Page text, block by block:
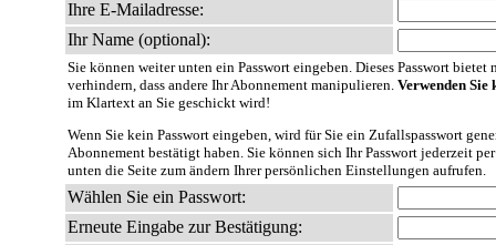
Ihre E-Mailadresse:
Ihr Name (optional):
Sie können weiter unten ein Passwort eingeben. Dieses Passwort
verhindern, dass andere Ihr Abonnement manipulieren. Verwenden Sie
im Klartext an Sie geschickt wird!
Wenn Sie kein Passwort eingeben, wird für Sie ein Zufallspasswort
Abonnement bestätigt haben. Sie können sich Ihr Passwort jederzeit
unten die Seite zum ändern Ihrer persönlichen Einstellungen aufrufen.
Wählen Sie ein Passwort:
Erneute Eingabe zur Bestätigung: